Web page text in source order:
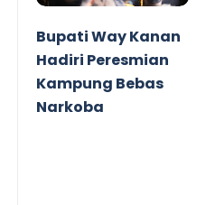
Bupati Way Kanan
Hadiri Peresmian
Kampung Bebas
Narkoba